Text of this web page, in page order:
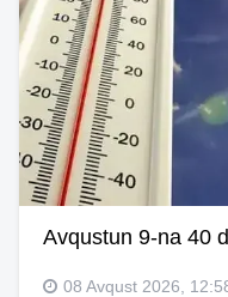
Avqustun 9-na 40
08 Avqust 2026,